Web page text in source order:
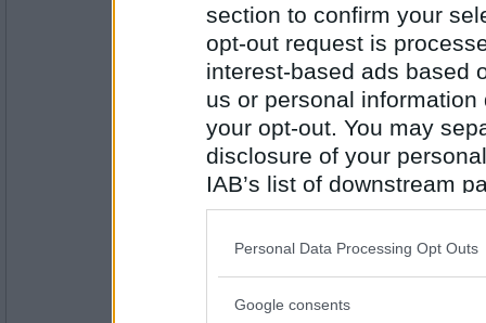
section to confirm your
opt-out request is
interest-based ads based
us or personal
your opt-out. You may
disclosure of your
IAB’s list of downstream
also be disclosed by us
Downstream Participants
Please note that this
Personal Data Processing Opt Outs
Google consents
Antal inlägg:
5826
drömmer du ännu om
hett temperament?
lite svalare här i norr
Barbara?
En Snötant